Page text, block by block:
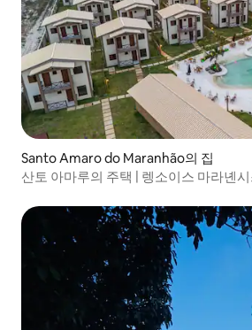
Santo Amaro do Maranhão의 집
산토 아마루의 주택 | 렝소이스 마라녠